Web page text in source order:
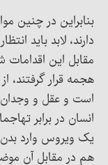
بنابراین در چنین
دارند، لابد باید
مقابل این
هجمه قرار گرفتند،
است و عقل و وجدان
انسان در برابر
یک ویروس وارد
هم در مقابل آن